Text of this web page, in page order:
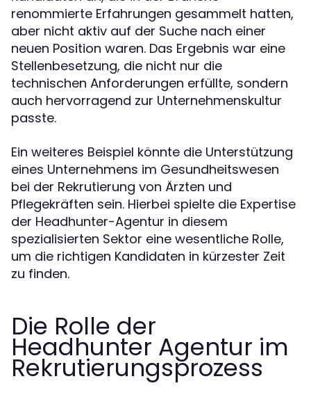
renommierte Erfahrungen gesammelt hatten,
aber nicht aktiv auf der Suche nach einer
neuen Position waren. Das Ergebnis war eine
Stellenbesetzung, die nicht nur die
technischen Anforderungen erfüllte, sondern
auch hervorragend zur Unternehmenskultur
passte.
Ein weiteres Beispiel könnte die Unterstützung
eines Unternehmens im Gesundheitswesen
bei der Rekrutierung von Ärzten und
Pflegekräften sein. Hierbei spielte die Expertise
der Headhunter-Agentur in diesem
spezialisierten Sektor eine wesentliche Rolle,
um die richtigen Kandidaten in kürzester Zeit
zu finden.
Die Rolle der
Headhunter Agentur im
Rekrutierungsprozess